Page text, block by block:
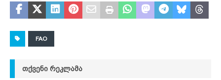
FAO
ᲗᲥᲕᲔᲜᲘ ᲠᲔᲙᲚᲐᲛᲐ